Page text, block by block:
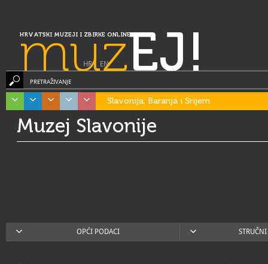
HRVATSKI MUZEJI I ZBIRKE ONLINE
muzEJ!
HR| EN
PRETRAŽIVANJE
Slavonija, Baranja i Srijem
Muzej Slavonije
OPĆI PODACI